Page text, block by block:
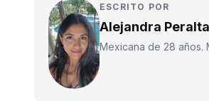
ESCRITO POR
Alejandra
Mexicana de 28 años.